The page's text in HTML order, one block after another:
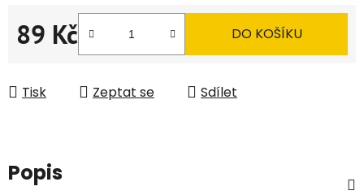
89 Kč
Měrná cena:
DO KOŠÍKU
Tisk Zeptat se Sdílet
Popis